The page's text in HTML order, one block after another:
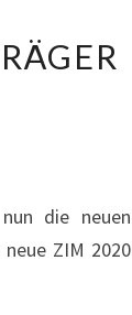
die neuen
ZIM 2020